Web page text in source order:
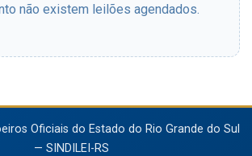
não existem leilões agendados.
Oficiais do Estado do Rio Grande do Sul
— SINDILEI-RS